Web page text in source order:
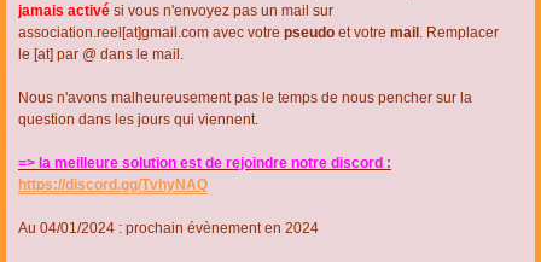
jamais activé si vous n'envoyez pas un mail sur
association.reel[at]gmail.com avec votre pseudo et votre mail . Remplacer
le [at] par @ dans le mail.
Nous n'avons malheureusement pas le temps de nous pencher sur la
question dans les jours qui viennent.
=> la meilleure solution est de rejoindre notre discord :
https://discord.gg/TvhyNAQ
Au 04/01/2024 : prochain évènement en 2024